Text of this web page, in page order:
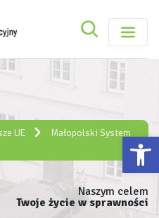
Szukaj
Szukaj
UE
Małopolski System
Naszym celem
Twoje życie w sprawności